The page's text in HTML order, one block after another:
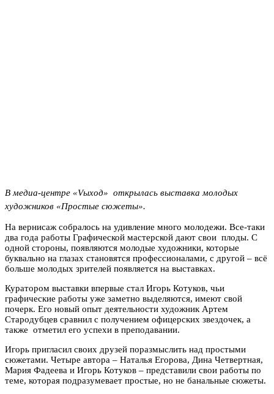
В медиа-центре «Vыход» открылась выставка молодых
художников «Простые сюжеты».
На вернисаж собралось на удивление много молодежи. Все-таки
два года работы Графической мастерской дают свои плоды. С
одной стороны, появляются молодые художники, которые
буквально на глазах становятся профессионалами, с другой – всё
больше молодых зрителей появляется на выставках.
Куратором выставки впервые стал Игорь Котуков, чьи
графические работы уже заметно выделяются, имеют свой
почерк. Его новый опыт деятельности художник Артем
Стародубцев сравнил с получением офицерских звездочек, а
также отметил его успехи в преподавании.
Игорь пригласил своих друзей поразмыслить над простыми
сюжетами. Четыре автора – Наталья Егорова, Дина Четвертная,
Мария Фадеева и Игорь Котуков – представили свои работы по
теме, которая подразумевает простые, но не банальные сюжеты.